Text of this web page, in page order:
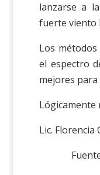
lanzarse a
fuerte viento
Los
el espectro
mejores para
Lógicamente
Lic. Florencia